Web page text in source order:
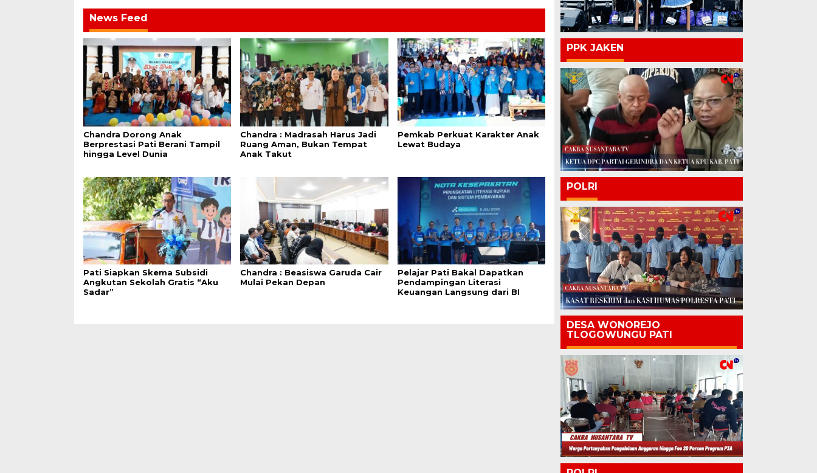
News Feed
Chandra Dorong Anak
Berprestasi Pati Berani Tampil
hingga Level Dunia
Chandra : Madrasah Harus Jadi
Ruang Aman, Bukan Tempat
Anak Takut
Pemkab Perkuat Karakter Anak
Lewat Budaya
Pati Siapkan Skema Subsidi
Angkutan Sekolah Gratis “Aku
Sadar”
Chandra : Beasiswa Garuda Cair
Mulai Pekan Depan
Pelajar Pati Bakal Dapatkan
Pendampingan Literasi
Keuangan Langsung dari BI
PPK JAKEN
POLRI
DESA WONOREJO
TLOGOWUNGU PATI